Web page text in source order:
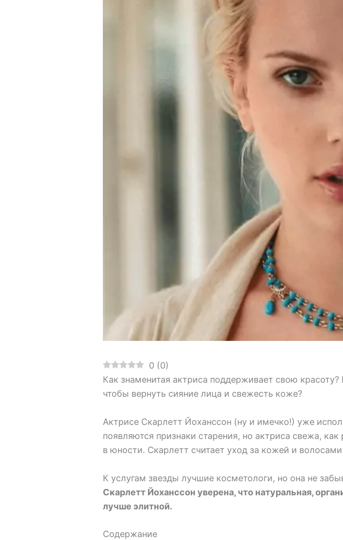
0 (0)
Как знаменитая актриса поддерживает свою
чтобы вернуть сияние лица и свежесть коже?
Актрисе Скарлетт Йоханссон (ну и имечко!) уже
появляются признаки старения, но актриса свежа,
в юности. Скарлетт считает уход за кожей и
К услугам звезды лучшие косметологи, но она не
Скарлетт Йоханссон уверена, что натуральная,
лучше элитной.
Содержание